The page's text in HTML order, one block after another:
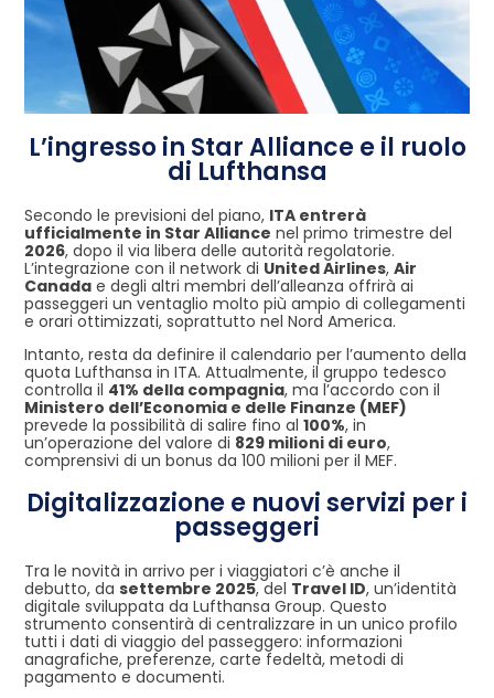
L’ingresso in Star Alliance e il ruolo
di Lufthansa
Secondo le previsioni del piano, ITA entrerà
ufficialmente in Star Alliance nel primo trimestre del
2026, dopo il via libera delle autorità regolatorie.
L’integrazione con il network di United Airlines, Air
Canada e degli altri membri dell’alleanza offrirà ai
passeggeri un ventaglio molto più ampio di collegamenti
e orari ottimizzati, soprattutto nel Nord America.
Intanto, resta da definire il calendario per l’aumento della
quota Lufthansa in ITA. Attualmente, il gruppo tedesco
controlla il 41% della compagnia, ma l’accordo con il
Ministero dell’Economia e delle Finanze (MEF)
prevede la possibilità di salire fino al 100%, in
un’operazione del valore di 829 milioni di euro,
comprensivi di un bonus da 100 milioni per il MEF.
Digitalizzazione e nuovi servizi per i
passeggeri
Tra le novità in arrivo per i viaggiatori c’è anche il
debutto, da settembre 2025, del Travel ID, un’identità
digitale sviluppata da Lufthansa Group. Questo
strumento consentirà di centralizzare in un unico profilo
tutti i dati di viaggio del passeggero: informazioni
anagrafiche, preferenze, carte fedeltà, metodi di
pagamento e documenti.